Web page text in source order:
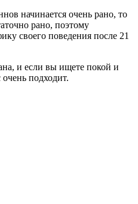
начинается очень рано, то
рано, поэтому
своего поведения после 21
и если вы ищете покой и
подходит.